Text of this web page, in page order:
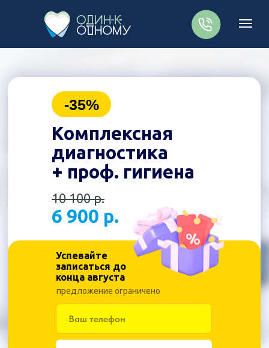
6 900 р.
-35%
Успевайте
записаться до
конца августа
предложение ограничено
Комплексная
диагностика
+ проф. гигиена
10 100 р.